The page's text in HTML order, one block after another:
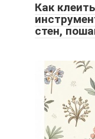
Как
стен,